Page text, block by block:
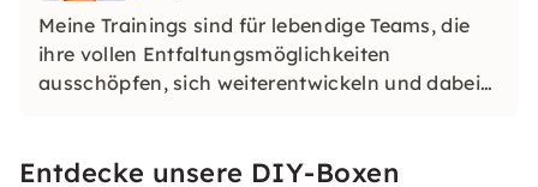
Meine Trainings sind für lebendige Teams, die
ihre vollen Entfaltungsmöglichkeiten
ausschöpfen, sich weiterentwickeln und dabei
Entdecke unsere DIY-Boxen